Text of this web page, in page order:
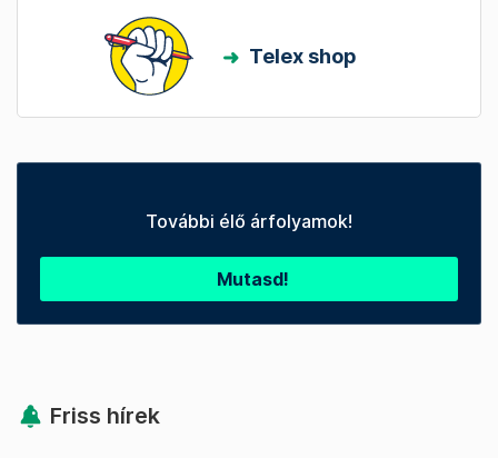
Telex shop
További élő árfolyamok!
Mutasd!
Friss hírek